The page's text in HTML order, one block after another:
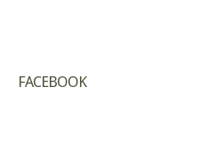
FACEBOOK